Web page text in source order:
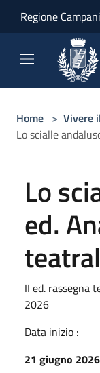
Regione
Home > Vivere
Lo scialle
Lo
ed.
II ed. rassegna
2026
Data inizio :
21 giugno 2026